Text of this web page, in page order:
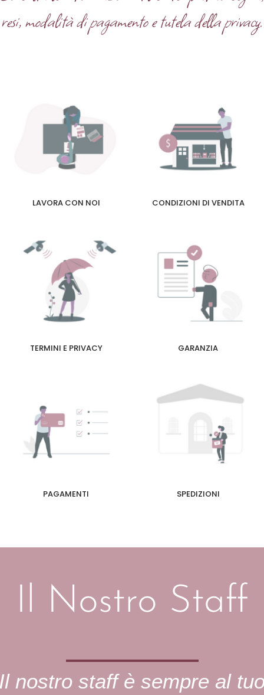
resi, modalità di pagamento e tutela della privacy.
LAVORA CON NOI CONDIZIONI DI VENDITA
TERMINI E PRIVACY GARANZIA
PAGAMENTI SPEDIZIONI
Il Nostro Staff
nostro staff è sempre al